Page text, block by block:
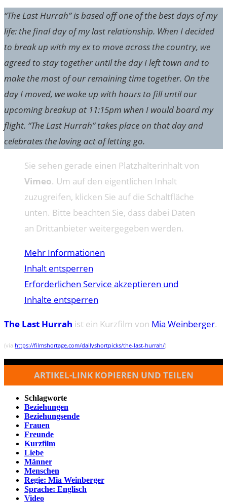
“The Last Hurrah” is based off one of the best days of my
life: the final day of my last relationship. When I decided
to break up with my ex to move across the country, we
agreed to stay together until the day I left town and to
make the most of our remaining time together. On the
day I moved, we woke up with hours to fill until our
upcoming breakup at 11:15pm when I would board my
flight. “The Last Hurrah” takes place on that day and
celebrates the loving act of letting go.
Sie sehen gerade einen Platzhalterinhalt von
Vimeo. Um auf den eigentlichen Inhalt
zuzugreifen, klicken Sie auf die Schaltfläche
unten. Bitte beachten Sie, dass dabei Daten
an Drittanbieter weitergegeben werden.
Mehr Informationen
Inhalt entsperren
Erforderlichen Service akzeptieren und
Inhalte entsperren
The Last Hurrah ist ein Kurzfilm von Mia Weinberger.
(via https://filmshortage.com/dailyshortpicks/the-last-hurrah/)
ARTIKEL-LINK KOPIEREN UND TEILEN
Schlagworte
Beziehungen
Beziehungsende
Frauen
Freunde
Kurzfilm
Liebe
Männer
Menschen
Regie: Mia Weinberger
Sprache: Englisch
Video